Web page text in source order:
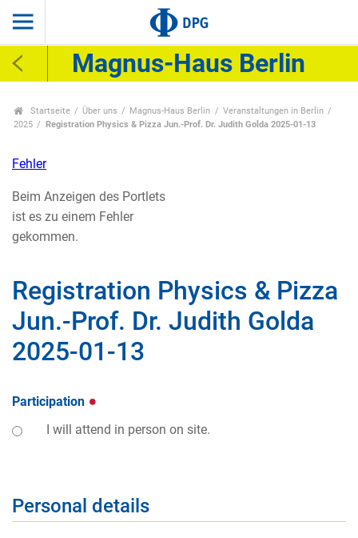
Magnus-Haus Berlin
Startseite Über uns Magnus-Haus Berlin
Veranstaltungen in Berlin
2025
Registration Physics & Pizza Jun.-Prof. Dr. Judith Golda 2025-01-13
Fehler
Beim Anzeigen des Portlets
ist es zu einem Fehler
gekommen.
Registration Physics & Pizza
Jun.-Prof. Dr. Judith Golda
2025-01-13
Participation
I will attend in person on site.
Personal details